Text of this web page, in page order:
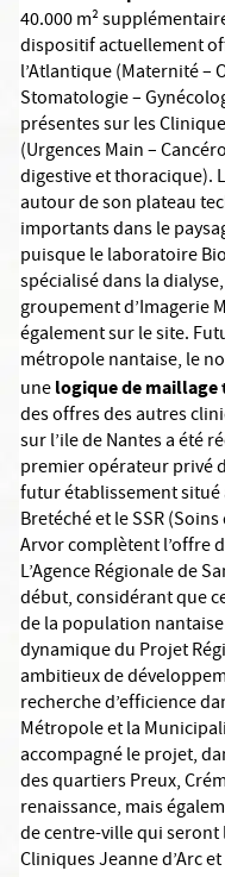
40.000 m²
dispositif actuellement
l’Atlantique (Maternité –
Stomatologie –
présentes sur les
(Urgences Main –
digestive et thoracique).
autour de son plateau
importants dans le
puisque le laboratoire
spécialisé dans la
groupement d’Imagerie
également sur le site.
métropole nantaise, le
unelogique de
des offres des autres
sur l’ile de Nantes a été
premier opérateur privé
futur établissement
Bretéché et le SSR
Arvor complètent l’offre
L’Agence Régionale de
début, considérant que
de la population
dynamique du Projet
ambitieux de
recherche d’efficience
Métropole et la
accompagné le projet,
des quartiers Preux,
renaissance, mais
de centre-ville qui seront
Cliniques Jeanne d’Arc